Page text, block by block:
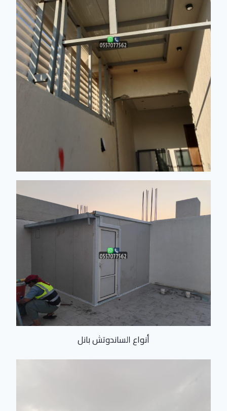
أنواع الساندوتش بانل